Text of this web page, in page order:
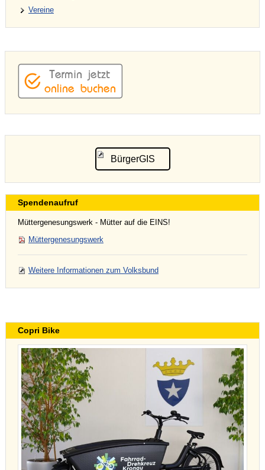
Vereine
BürgerGIS
Spendenaufruf
Müttergenesungswerk - Mütter auf die EINS!
Müttergenesungswerk
Weitere Informationen zum Volksbund
Copri Bike